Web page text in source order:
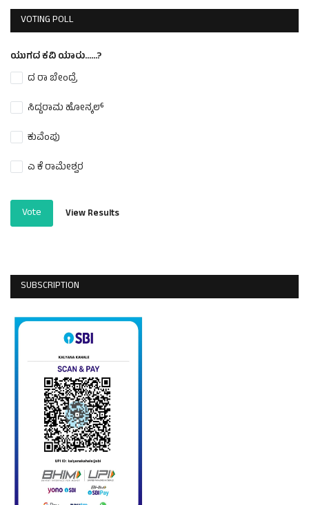
VOTING POLL
ಯುಗದ ಕವಿ ಯಾರು......?
ದ ರಾ ಬೇಂದ್ರೆ
ಸಿದ್ದರಾಮ ಹೋನ್ಕಲ್
ಕುವೆಂಪು
ಎ ಕೆ ರಾಮೇಶ್ವರ
Vote View Results
SUBSCRIPTION